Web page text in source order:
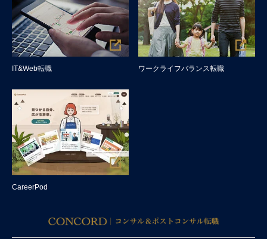
IT&Web転職 ワークライフバランス転職
CareerPod